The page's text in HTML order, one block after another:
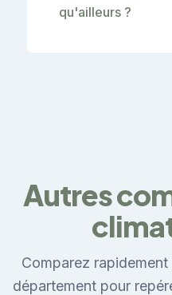
qu'ailleurs ?
Autres
Comparez
département pour